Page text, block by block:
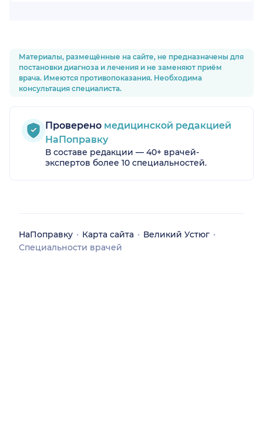
Материалы, размещённые на сайте, не предназначены для
постановки диагноза и лечения и не заменяют приём
врача. Имеются противопоказания. Необходима
консультация специалиста.
Проверено медицинской редакцией
НаПоправку
В составе редакции — 40+ врачей-
экспертов более 10 специальностей.
НаПоправку Карта сайта
Великий Устюг
Специальности врачей